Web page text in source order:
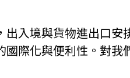
入境與貨物進出口安
際化與便利性。對我